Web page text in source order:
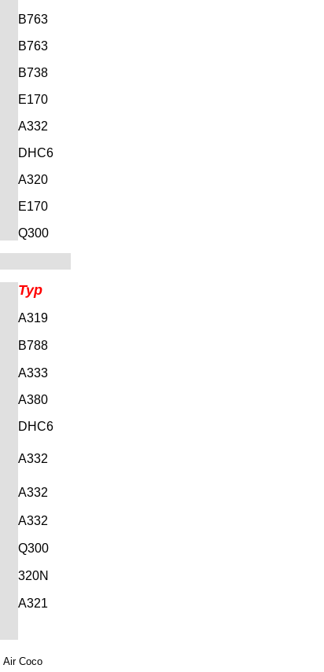
B763
B763
B738
E170
A332
DHC6
A320
E170
Q300
Typ
A319
B788
A333
A380
DHC6
A332
A332
A332
Q300
320N
A321
Air Coco